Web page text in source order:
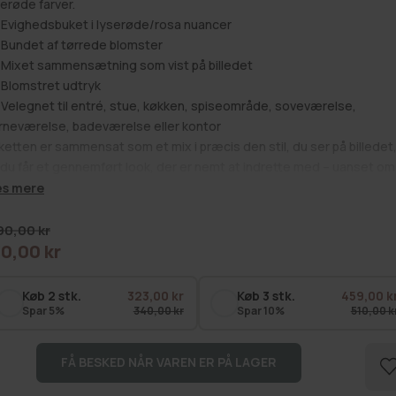
farver.
Evighedsbuket i lyserøde/rosa nuancer
Bundet af tørrede blomster
Mixet sammensætning som vist på billedet
Blomstret udtryk
Velegnet til entré, stue, køkken, spiseområde, soveværelse,
badeværelse eller kontor
skal stå alene eller indgå i en større dekoration. Den rosa
evighedsbuket er også en oplagt gaveidé. Bestil den online
alle vores
evighedsbuketter her
Blomster Evighedsbuket
mere
kr
kr
Køb 2 stk.
Spar 5%
323,00 kr
340,00 kr
Køb 3 stk.
Spar 10%
459,00
510,00
FÅ BESKED NÅR VAREN ER PÅ LAGER